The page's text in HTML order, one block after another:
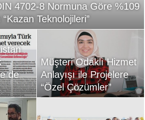
4702-8 Normuna Göre %109
Teknolojileri”
de
Müşteri Odaklı Hizmet
Anlayışı ile Projelere
“Özel Çözümler”